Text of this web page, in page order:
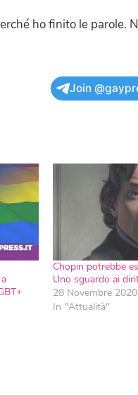
ho finito le parole.
Join
Chopin potrebbe
Uno sguardo ai
28 Novembre 2020
In "Attualità"